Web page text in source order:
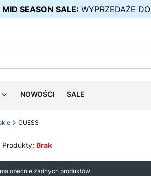
MID SEASON SALE: WYPRZEDAŻE DO
NOWOŚCI SALE
GUESS
Produkty: Brak
obecnie żadnych produktów